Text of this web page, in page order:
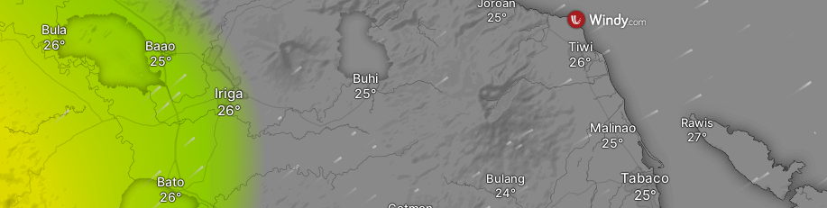
Malinao
Tabaco
Bulang
Rawis
Tiwi
Buhi
Iriga
Bato
Bula
Baao